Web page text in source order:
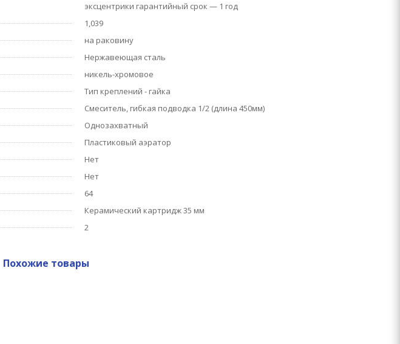
эксцентрики гарантийный срок — 1 год
1,039
на раковину
Нержавеющая сталь
никель-хромовое
Тип креплений - гайка
Смеситель, гибкая подводка 1/2 (длина 450мм)
Однозахватный
Пластиковый аэратор
Нет
Нет
64
Керамический картридж 35 мм
2
Похожие товары